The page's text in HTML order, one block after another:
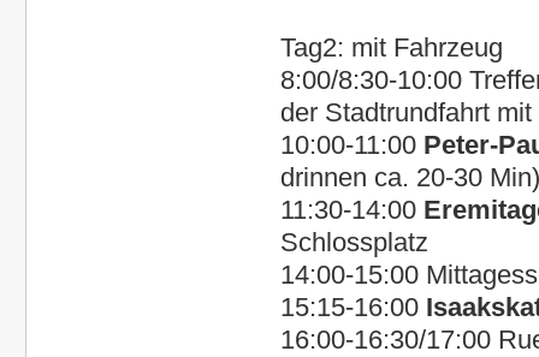
Tag2: mit Fahrzeug
8:00/8:30-10:00
der Stadtrundfahrt
10:00-11:00 Peter-
drinnen ca. 20-30 Min)
11:30-14:00
Schlossplatz
14:00-15:00
15:15-16:00
16:00-16:30/17:00